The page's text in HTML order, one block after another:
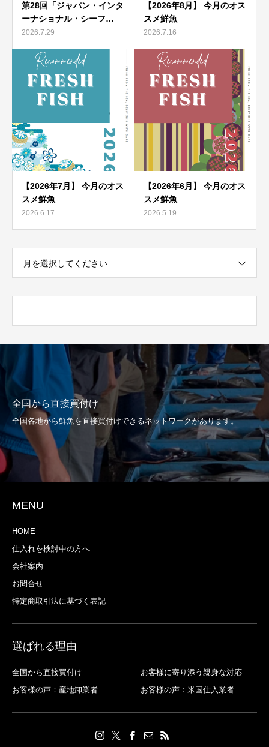
第28回「ジャパン・インタ
ーナショナル・シーフ…
2026.7.29
【2026年8月】 今月のオス
スメ鮮魚
2026.7.16
【2026年7月】 今月のオス
スメ鮮魚
2026.6.17
【2026年6月】 今月のオス
スメ鮮魚
2026.5.19
月を選択してください
全国から直接買付け
全国各地から鮮魚を直接買付けできるネットワークがあります。
MENU
HOME
仕入れを検討中の方へ
会社案内
お問合せ
特定商取引法に基づく表記
選ばれる理由
全国から直接買付け
お客様に寄り添う親身な対応
お客様の声：産地卸業者
お客様の声：米国仕入業者